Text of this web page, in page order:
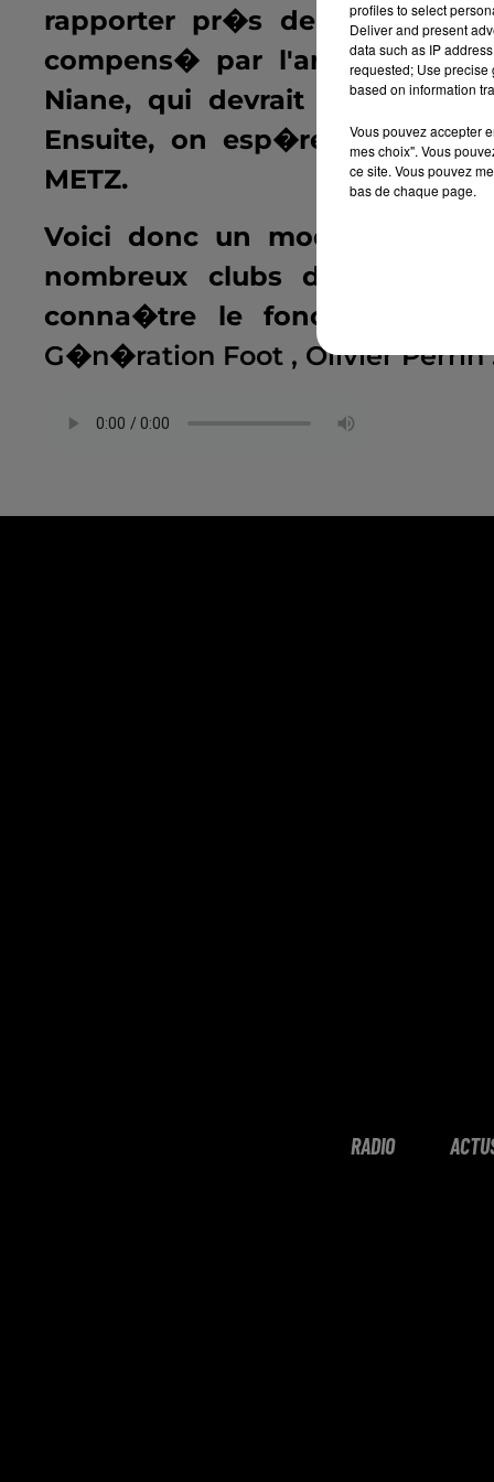
rapporter pr�s de 30
compens� par l'arriv�e
Niane, qui devrait faire
Ensuite, on esp�re un
METZ.
Voici donc un mod�le
nombreux clubs de l'�lite
conna�tre le
G�n�ration Foot , Olivier Perrin
RADIO
profiles to select
Deliver and present
data such as IP
requested; Use precise
based on information
Vous pouvez accepter
mes choix". Vous
ce site. Vous pouvez
bas de chaque page.